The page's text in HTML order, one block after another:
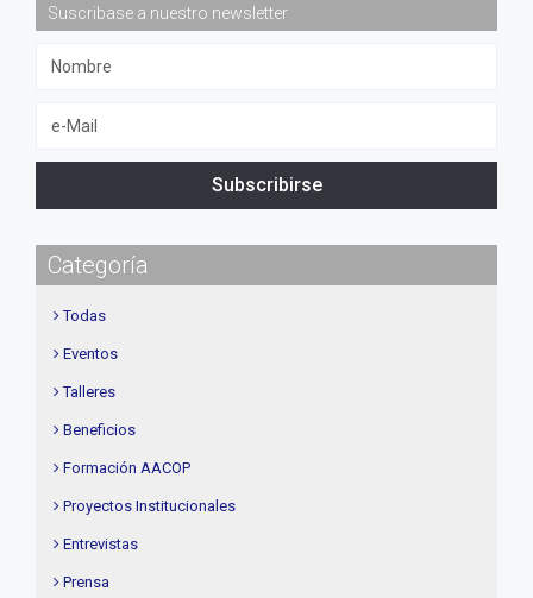
Suscribase a nuestro newsletter
Subscribirse
Categoría
Todas
Eventos
Talleres
Beneficios
Formación AACOP
Proyectos Institucionales
Entrevistas
Prensa